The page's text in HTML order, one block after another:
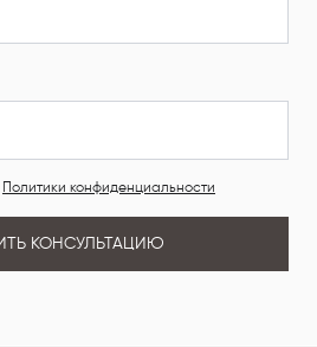
Политики конфиденциальности
КОНСУЛЬТАЦИЮ